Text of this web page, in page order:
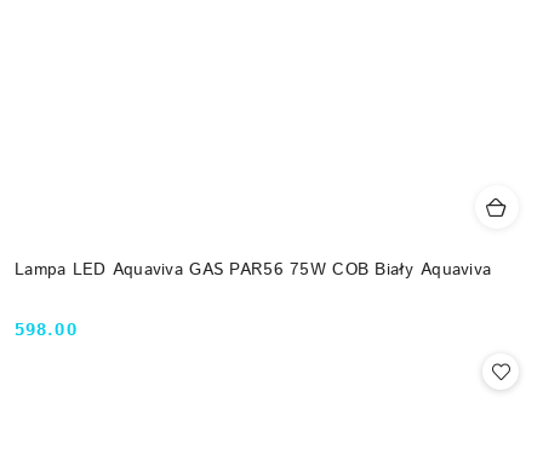
Lampa LED Aquaviva GAS PAR56 75W COB Biały Aquaviva
Cena:
598.00